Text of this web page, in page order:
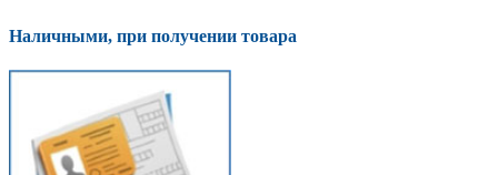
Наличными, при получении товара